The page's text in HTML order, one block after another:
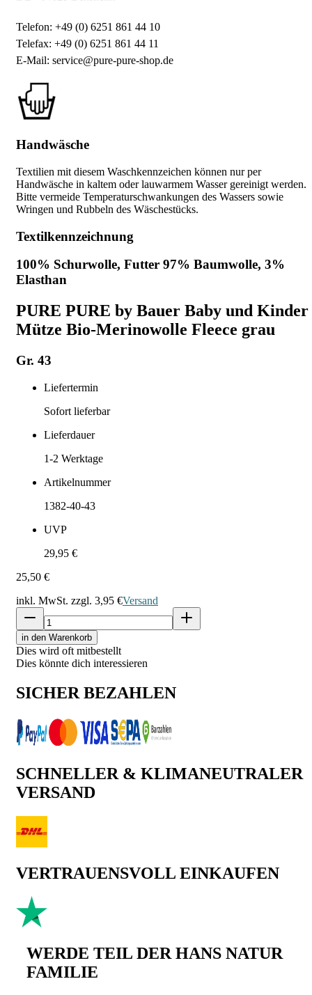
Telefon: +49 (0) 6251 861 44 10
Telefax: +49 (0) 6251 861 44 11
E-Mail: service@pure-pure-shop.de
Handwäsche
Textilien mit diesem Waschkennzeichen können nur per
Handwäsche in kaltem oder lauwarmem Wasser gereinigt werden.
Bitte vermeide Temperaturschwankungen des Wassers sowie
Wringen und Rubbeln des Wäschestücks.
Textilkennzeichnung
100% Schurwolle, Futter 97% Baumwolle, 3%
Elasthan
PURE PURE by Bauer Baby und Kinder
Mütze Bio-Merinowolle Fleece grau
Gr. 43
Liefertermin
Sofort lieferbar
Lieferdauer
1-2 Werktage
Artikelnummer
1382-40-43
UVP
29,95 €
25,50 €
inkl. MwSt. zzgl. 3,95 €Versand
in den Warenkorb
Dies wird oft mitbestellt
Dies könnte dich interessieren
SICHER BEZAHLEN
SCHNELLER & KLIMANEUTRALER
VERSAND
VERTRAUENSVOLL EINKAUFEN
WERDE TEIL DER HANS NATUR
FAMILIE